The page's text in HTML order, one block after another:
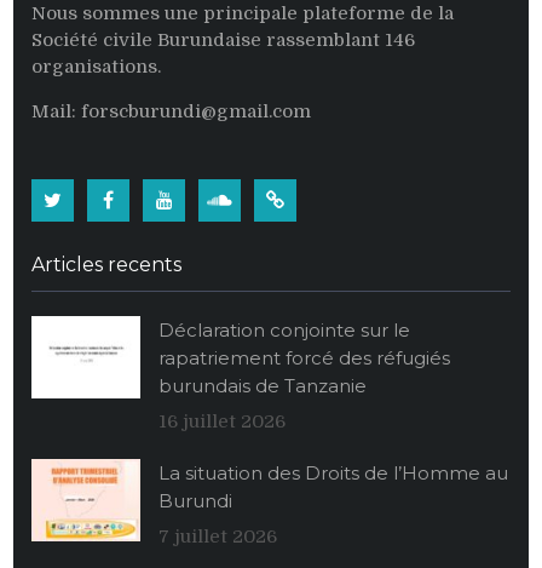
Nous sommes une principale plateforme de la
Société civile Burundaise rassemblant 146
organisations.
Mail: forscburundi@gmail.com
population
vide
ses
stocks
alimentaires
maïs
profit
Articles recents
Déclaration conjointe sur le
rapatriement forcé des réfugiés
burundais de Tanzanie
16 juillet 2026
La situation des Droits de l’Homme au
Burundi
7 juillet 2026